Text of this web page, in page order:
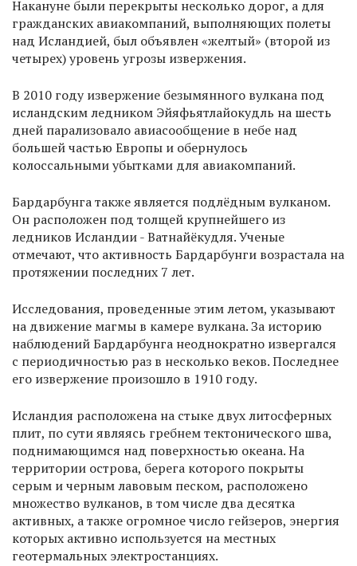
Накануне были перекрыты несколько дорог, а для
гражданских авиакомпаний, выполняющих полеты
над Исландией, был объявлен «желтый» (второй из
четырех) уровень угрозы извержения.
В 2010 году извержение безымянного вулкана под
исландским ледником Эйяфьятлайокудль на шесть
дней парализовало авиасообщение в небе над
большей частью Европы и обернулось
колоссальными убытками для авиакомпаний.
Бардарбунга также является подлёдным вулканом.
Он расположен под толщей крупнейшего из
ледников Исландии - Ватнайёкудля. Ученые
отмечают, что активность Бардарбунги возрастала на
протяжении последних 7 лет.
Исследования, проведенные этим летом, указывают
на движение магмы в камере вулкана. За историю
наблюдений Бардарбунга неоднократно извергался
с периодичностью раз в несколько веков. Последнее
его извержение произошло в 1910 году.
Исландия расположена на стыке двух литосферных
плит, по сути являясь гребнем тектонического шва,
поднимающимся над поверхностью океана. На
территории острова, берега которого покрыты
серым и черным лавовым песком, расположено
множество вулканов, в том числе два десятка
активных, а также огромное число гейзеров, энергия
которых активно используется на местных
геотермальных электростанциях.